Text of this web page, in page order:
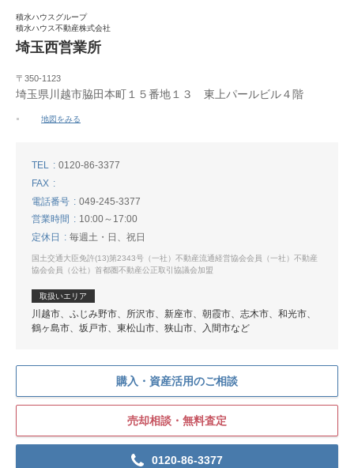
積水ハウスグループ
積水ハウス不動産株式会社
埼玉西営業所
〒350-1123
埼玉県川越市脇田本町１５番地１３ 東上パールビル４階
地図をみる
TEL
0120-86-3377
FAX
電話番号
049-245-3377
営業時間
10:00～17:00
定休日
毎週土・日、祝日
国土交通大臣免許(13)第2343号（一社）不動産流通経営協会会員（一社）不動産
協会会員（公社）首都圏不動産公正取引協議会加盟
取扱いエリア
川越市、ふじみ野市、所沢市、新座市、朝霞市、志木市、和光市、
鶴ヶ島市、坂戸市、東松山市、狭山市、入間市など
購入・資産活用のご相談
売却相談・無料査定
0120-86-3377